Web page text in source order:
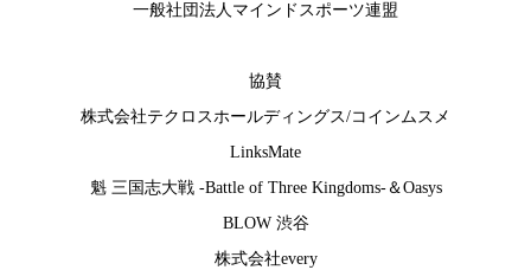
一般社団法人マインドスポーツ連盟
協賛
株式会社テクロスホールディングス/コインムスメ
LinksMate
魁 三国志大戦 -Battle of Three Kingdoms-＆Oasys
BLOW 渋谷
株式会社every